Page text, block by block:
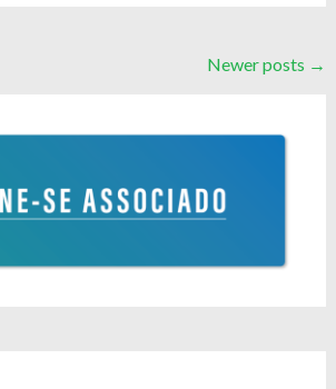
Newer posts →